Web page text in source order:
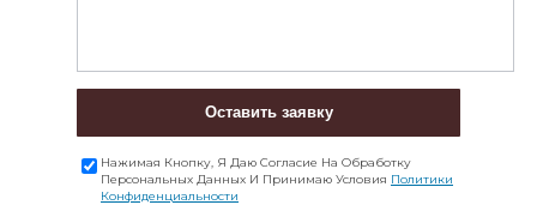
Оставить заявку
Нажимая Кнопку, Я Даю Согласие На Обработку
Персональных Данных И Принимаю Условия Политики
Конфиденциальности